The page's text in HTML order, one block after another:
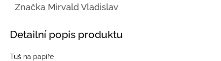
Značka Mirvald Vladislav
Detailní popis produktu
Tuš na papíře